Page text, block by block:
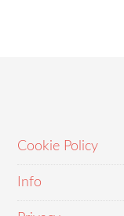
Cookie Policy
Info